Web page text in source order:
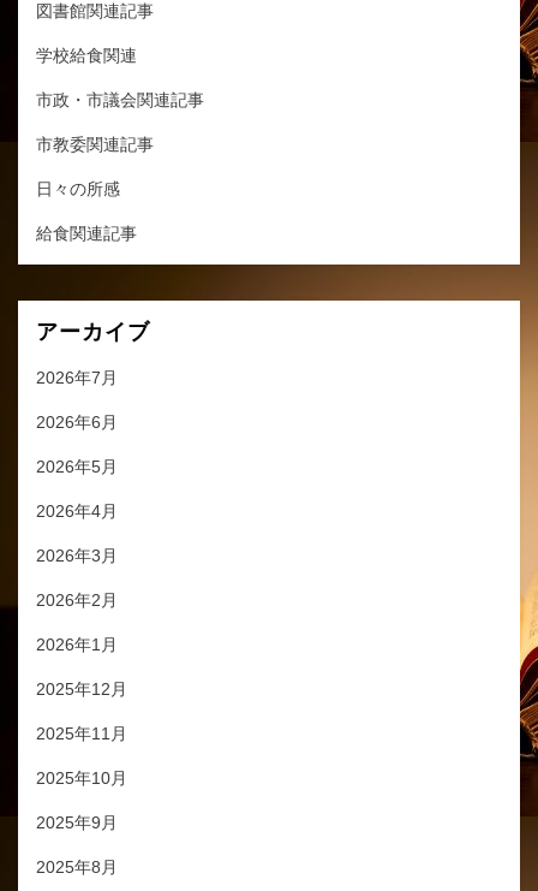
図書館関連記事
学校給食関連
市政・市議会関連記事
市教委関連記事
日々の所感
給食関連記事
アーカイブ
2026年7月
2026年6月
2026年5月
2026年4月
2026年3月
2026年2月
2026年1月
2025年12月
2025年11月
2025年10月
2025年9月
2025年8月